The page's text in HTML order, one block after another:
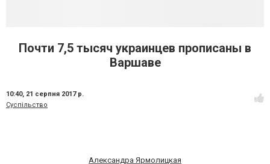
Почти 7,5 тысяч украинцев прописаны в
Варшаве
10:40, 21 серпня 2017 р.
Суспільство
Александра Ярмолицкая